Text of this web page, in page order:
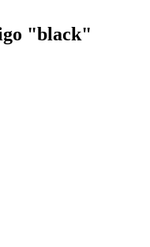
"black"